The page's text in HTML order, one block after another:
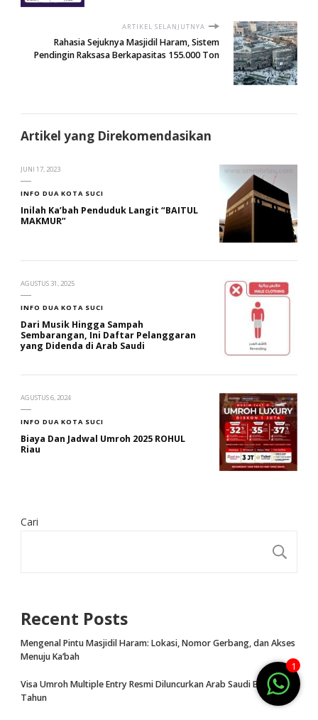
ARTIKEL SELANJUTNYA
Rahasia Sejuknya Masjidil Haram, Sistem
Pendingin Raksasa Berkapasitas 155.000 Ton
Artikel yang Direkomendasikan
JUNI 17, 2023
INFO DUA KOTA SUCI
Inilah Ka’bah Penduduk Langit “BAITUL
MAKMUR”
AGUSTUS 31, 2025
INFO DUA KOTA SUCI
Dari Musik Hingga Sampah
Sembarangan, Ini Daftar Pelanggaran
yang Didenda di Arab Saudi
AGUSTUS 6, 2024
INFO DUA KOTA SUCI
Biaya Dan Jadwal Umroh 2025 ROHUL
Riau
Cari
Recent Posts
Mengenal Pintu Masjidil Haram: Lokasi, Nomor Gerbang, dan Akses
Menuju Ka’bah
Visa Umroh Multiple Entry Resmi Diluncurkan Arab Saudi Berlaku 1
Tahun
1